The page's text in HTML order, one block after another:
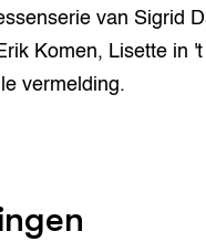
van Sigrid
Komen, Lisette in
vermelding.